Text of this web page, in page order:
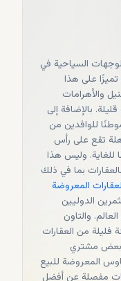
السياحية في
تميزًا على هذا
والأهرامات
بالإضافة إلى
للوافدين من
تقع على رأس
للغاية. وليس هذا
بما في ذلك
المعروضة
الدوليين
والتاون
من العقارات
بعض مشتري
المعروضة للبيع
مفصلة عن أفضل